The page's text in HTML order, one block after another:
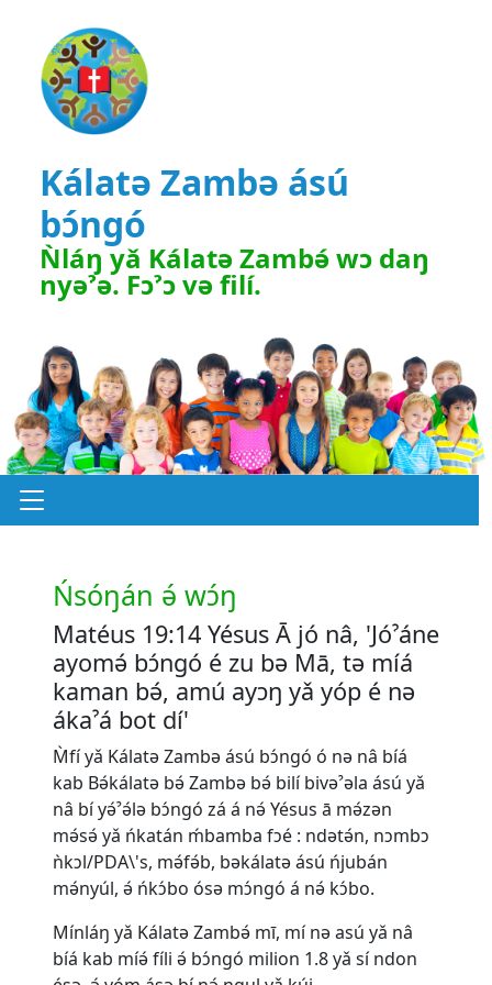
Kálatә Zambә ású
bɔ́ngó
Ǹláŋ yǎ Kálatә Zambә́ wɔ daŋ
nyәˀә. Fɔˀɔ vә filí.
Ńsóŋán ә́ wɔ́ŋ
Matéus 19:14 Yésus Ā jó nâ, 'Jóˀáne
ayomә́ bɔ́ngó é zu bә Mā, tә míá
kaman bә́, amú ayɔŋ yǎ yóp é nә
ákaˀá bot dí'
M̀fí yǎ Kálatә Zambә ású bɔ́ngó ó nә nâ bíá
kab Bә́kálatә bә́ Zambә bә́ bilí bivәˀәla ású yǎ
nâ bí yә́ˀә́lә bɔ́ngó zá á nә́ Yésus ā mә́zәn
mә́sә́ yǎ ńkatán ḿbamba fɔé : ndәtә́n, nɔmbɔ
ǹkɔl/PDA\'s, mә́fә́b, bәkálatә ású ńjubán
mә́nyúl, ә́ ńkɔ́bo ósә mɔ́ngó á nә́ kɔ́bo.
Mínláŋ yǎ Kálatә Zambә́ mī, mí nә asú yǎ nâ
bíá kab míә́ fíli ә́ bɔ́ngó milion 1.8 yǎ sí ndon